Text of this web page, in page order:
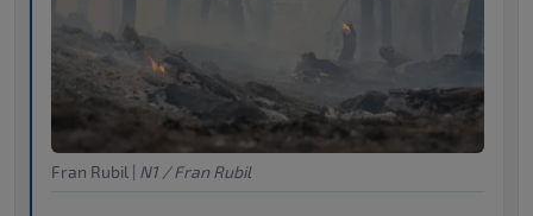
Fran Rubil | N1 / Fran Rubil